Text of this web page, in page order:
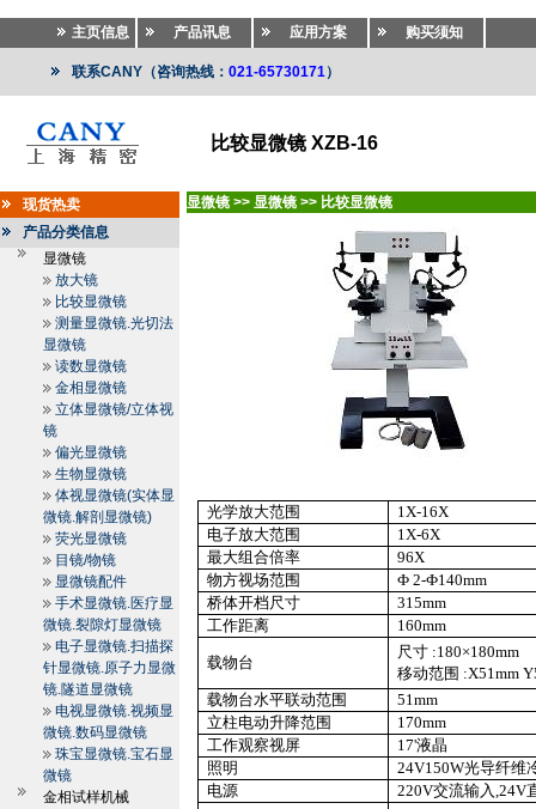
主页信息 产品讯息 应用方案 购买须知
联系CANY（咨询热线： 021-65730171）
比较显微镜 XZB-16
现货热卖
产品分类信息
显微镜
放大镜
比较显微镜
测量显微镜.光切法
显微镜
读数显微镜
金相显微镜
立体显微镜/立体视
镜
偏光显微镜
生物显微镜
体视显微镜(实体显
微镜.解剖显微镜)
荧光显微镜
目镜/物镜
显微镜配件
手术显微镜.医疗显
微镜.裂隙灯显微镜
电子显微镜.扫描探
针显微镜.原子力显微
镜.隧道显微镜
电视显微镜.视频显
微镜.数码显微镜
珠宝显微镜.宝石显
微镜
金相试样机械
显微镜 >> 显微镜 >> 比较显微镜
光学放大范围
1X-16X
电子放大范围
1X-6X
最大组合倍率
96X
物方视场范围
Ф 2-Ф140mm
桥体开档尺寸
315mm
工作距离
160mm
载物台
尺寸 :180×180mm
移动范围 :X51mm Y
载物台水平联动范围
51mm
立柱电动升降范围
170mm
工作观察视屏
17'液晶
照明
24V150W光导纤维
电源
220V交流输入,24V